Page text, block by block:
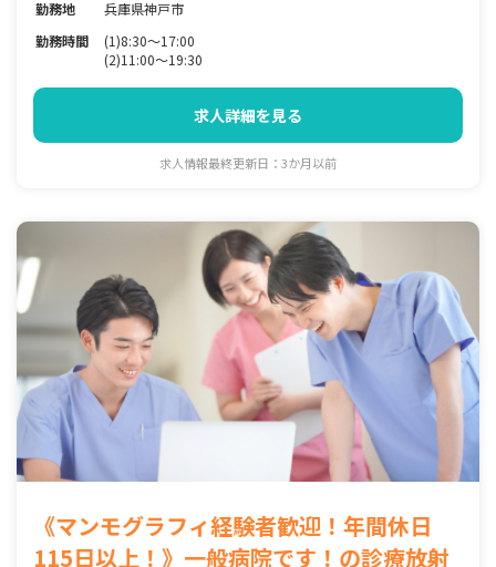
勤務地
兵庫県神戸市
勤務時間
(1)8:30～17:00
(2)11:00～19:30
求人詳細を見る
求人情報最終更新日：3か月以前
《マンモグラフィ経験者歓迎！年間休日
115日以上！》一般病院です！の診療放射